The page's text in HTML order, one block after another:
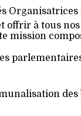
à tous
mission